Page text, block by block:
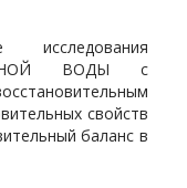
исследования
ВОДЫ с
свойств
баланс в